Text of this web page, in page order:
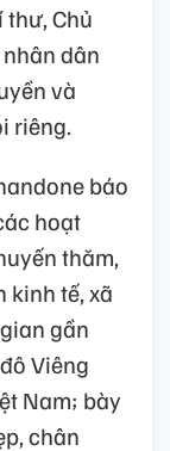
Chủ
dân
và
riêng.
báo
hoạt
thăm,
kinh tế, xã
gần
Viêng
Nam; bày
chân